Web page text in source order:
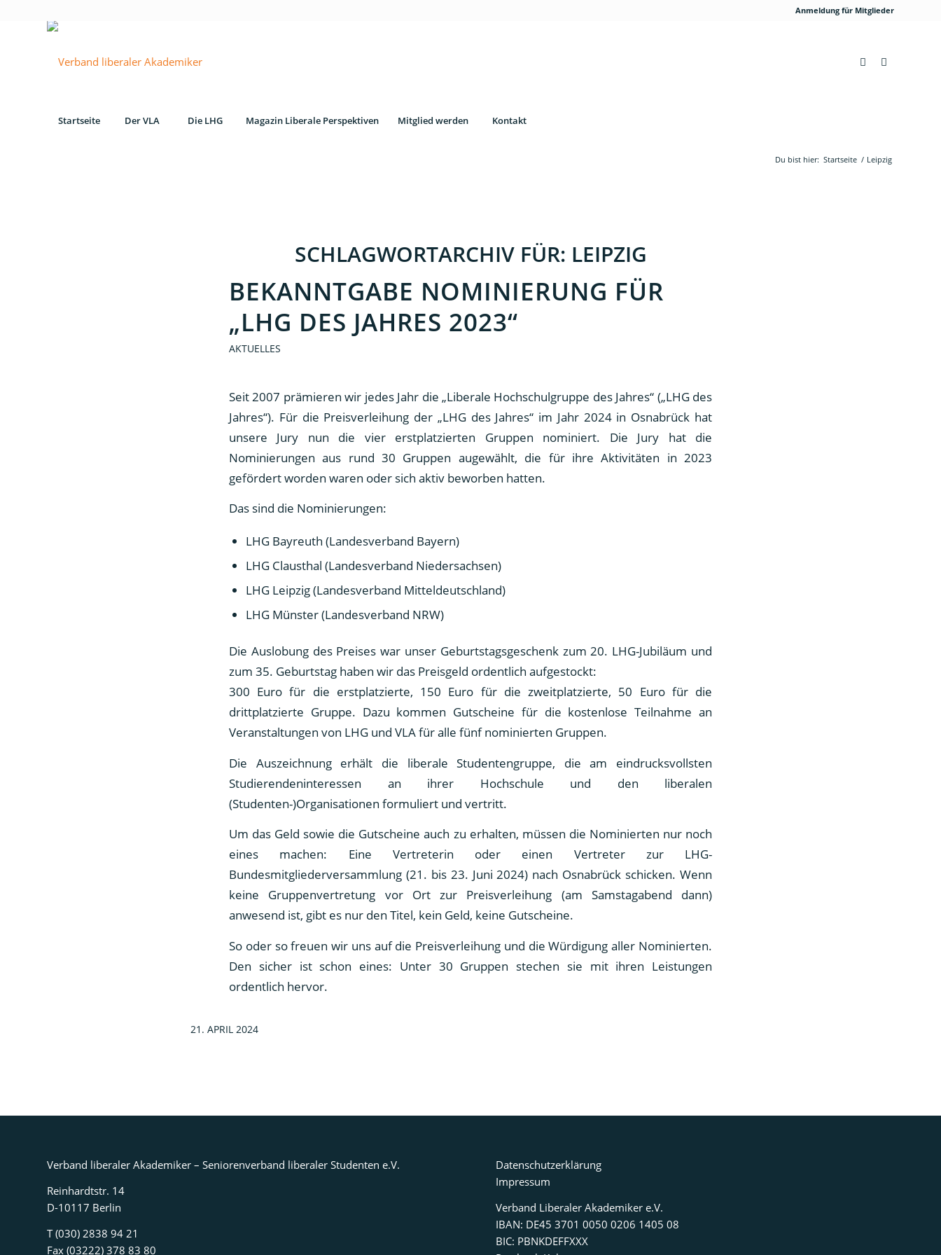
Anmeldung für Mitglieder
Startseite Der VLA Die LHG Magazin Liberale Perspektiven Mitglied werden Kontakt
Du bist hier: Startseite / Leipzig
SCHLAGWORTARCHIV FÜR: LEIPZIG
BEKANNTGABE NOMINIERUNG FÜR
„LHG DES JAHRES 2023“
AKTUELLES
Seit 2007 prämieren wir jedes Jahr die „Liberale Hochschulgruppe des Jahres“ („LHG des
Jahres“). Für die Preisverleihung der „LHG des Jahres“ im Jahr 2024 in Osnabrück hat
unsere Jury nun die vier erstplatzierten Gruppen nominiert. Die Jury hat die
Nominierungen aus rund 30 Gruppen augewählt, die für ihre Aktivitäten in 2023
gefördert worden waren oder sich aktiv beworben hatten.
Das sind die Nominierungen:
LHG Bayreuth (Landesverband Bayern)
LHG Clausthal (Landesverband Niedersachsen)
LHG Leipzig (Landesverband Mitteldeutschland)
LHG Münster (Landesverband NRW)
Die Auslobung des Preises war unser Geburtstagsgeschenk zum 20. LHG-Jubiläum und
zum 35. Geburtstag haben wir das Preisgeld ordentlich aufgestockt:
300 Euro für die erstplatzierte, 150 Euro für die zweitplatzierte, 50 Euro für die
drittplatzierte Gruppe. Dazu kommen Gutscheine für die kostenlose Teilnahme an
Veranstaltungen von LHG und VLA für alle fünf nominierten Gruppen.
Die Auszeichnung erhält die liberale Studentengruppe, die am eindrucksvollsten
Studierendeninteressen an ihrer Hochschule und den liberalen
(Studenten-)Organisationen formuliert und vertritt.
Um das Geld sowie die Gutscheine auch zu erhalten, müssen die Nominierten nur noch
eines machen: Eine Vertreterin oder einen Vertreter zur LHG-
Bundesmitgliederversammlung (21. bis 23. Juni 2024) nach Osnabrück schicken. Wenn
keine Gruppenvertretung vor Ort zur Preisverleihung (am Samstagabend dann)
anwesend ist, gibt es nur den Titel, kein Geld, keine Gutscheine.
So oder so freuen wir uns auf die Preisverleihung und die Würdigung aller Nominierten.
Den sicher ist schon eines: Unter 30 Gruppen stechen sie mit ihren Leistungen
ordentlich hervor.
21. APRIL 2024
Verband liberaler Akademiker – Seniorenverband liberaler Studenten e.V.
Reinhardtstr. 14
D-10117 Berlin
T (030) 2838 94 21
Fax (03222) 378 83 80
Datenschutzerklärung
Impressum
Verband Liberaler Akademiker e.V.
IBAN: DE45 3701 0050 0206 1405 08
BIC: PBNKDEFFXXX